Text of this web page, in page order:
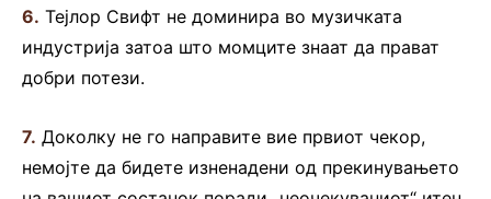
6. Тејлор Свифт не доминира во музичката
индустрија затоа што момците знаат да прават
добри потези.
7. Доколку не го направите вие првиот чекор,
немојте да бидете изненадени од прекинувањето